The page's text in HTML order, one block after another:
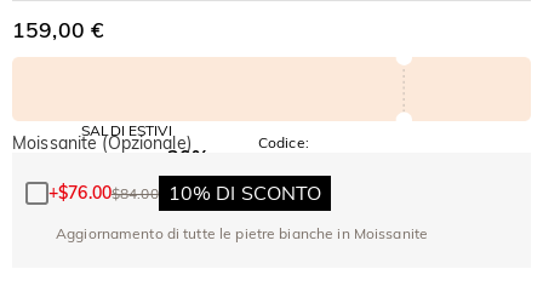
159,00 €
SALDI ESTIVI
SU TUTTO
-30%
SUL 2°
ARTICOLO
Codice:
Copia
Moissanite (Opzionale)
+$76.00$84.00 10% DI SCONTO
Aggiornamento di tutte le pietre bianche in Moissanite